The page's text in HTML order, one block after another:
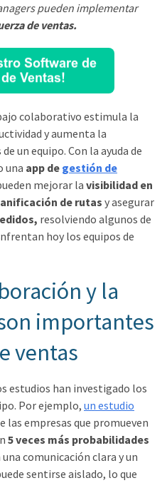
pueden implementar
de ventas.
colaborativo estimula la
y aumenta la
un equipo. Con la ayuda de
una app de gestión de
mejorar lavisibilidad en
de rutas y asegurar
resolviendo algunos de
hoy los equipos de
y la
importantes
ventas
estudios han investigado los
Por ejemplo, un estudio
las empresas que promueven
5 veces más probabilidades
una comunicación clara y un
sentirse aislado, lo que